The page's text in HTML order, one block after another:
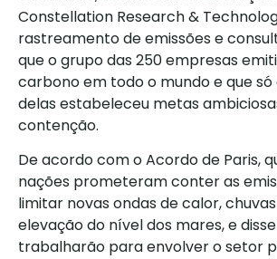
Constellation Research &
rastreamento de emissões e
que o grupo das 250 empresas
carbono em todo o mundo e que só
delas estabeleceu metas
contenção.
De acordo com o Acordo de Paris,
nações prometeram conter as
limitar novas ondas de calor,
elevação do nível dos mares, e
trabalharão para envolver o setor